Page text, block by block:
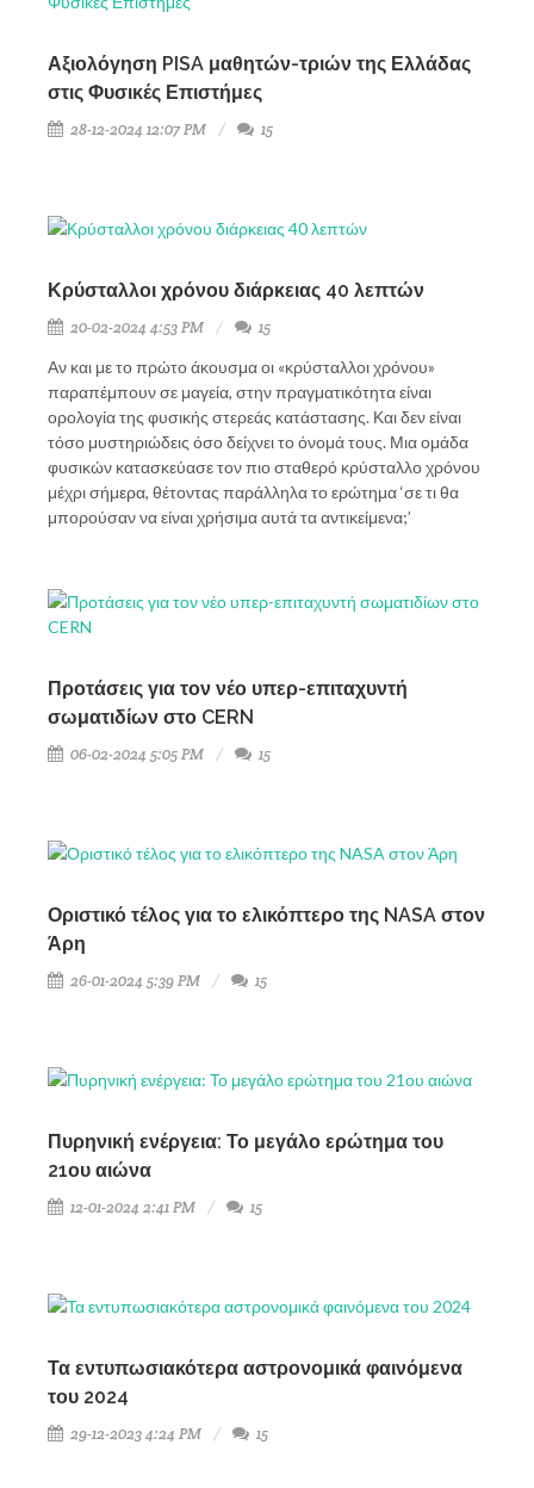
Αξιολόγηση PISA μαθητών-τριών της Ελλάδας
στις Φυσικές Επιστήμες
28-12-2024 12:07 PM 15
Κρύσταλλοι χρόνου διάρκειας 40 λεπτών
20-02-2024 4:53 PM
15
Αν και με το πρώτο άκουσμα οι «κρύσταλλοι χρόνου»
παραπέμπουν σε μαγεία, στην πραγματικότητα είναι
ορολογία της φυσικής στερεάς κατάστασης. Και δεν είναι
τόσο μυστηριώδεις όσο δείχνει το όνομά τους. Μια ομάδα
φυσικών κατασκεύασε τον πιο σταθερό κρύσταλλο χρόνου
μέχρι σήμερα, θέτοντας παράλληλα το ερώτημα ‘σε τι θα
μπορούσαν να είναι χρήσιμα αυτά τα αντικείμενα;’
Προτάσεις για τον νέο υπερ-επιταχυντή
σωματιδίων στο CERN
06-02-2024 5:05 PM 15
Οριστικό τέλος για το ελικόπτερο της NASA στον
Άρη
26-01-2024 5:39 PM 15
Πυρηνική ενέργεια: Το μεγάλο ερώτημα του
21ου αιώνα
12-01-2024 2:41 PM 15
Τα εντυπωσιακότερα αστρονομικά φαινόμενα
του 2024
29-12-2023 4:24 PM 15